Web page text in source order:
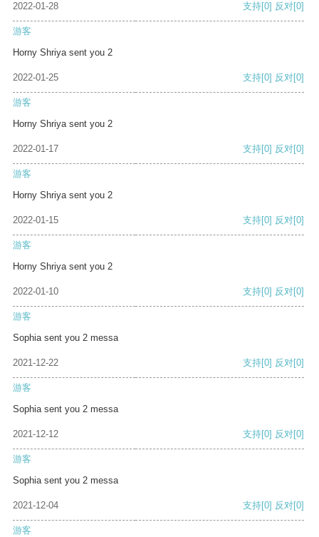
2022-01-28 支持[0] 反对[0]
游客
Horny Shriya sent you 2
2022-01-25 支持[0] 反对[0]
游客
Horny Shriya sent you 2
2022-01-17 支持[0] 反对[0]
游客
Horny Shriya sent you 2
2022-01-15 支持[0] 反对[0]
游客
Horny Shriya sent you 2
2022-01-10 支持[0] 反对[0]
游客
Sophia sent you 2 messa
2021-12-22 支持[0] 反对[0]
游客
Sophia sent you 2 messa
2021-12-12 支持[0] 反对[0]
游客
Sophia sent you 2 messa
2021-12-04 支持[0] 反对[0]
游客